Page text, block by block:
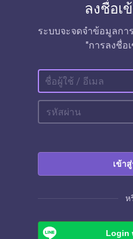
ลงชื่อเ
ระบบจะจดจำข้อมูลก
"การลงชื่อ
เข้า
ห
Login